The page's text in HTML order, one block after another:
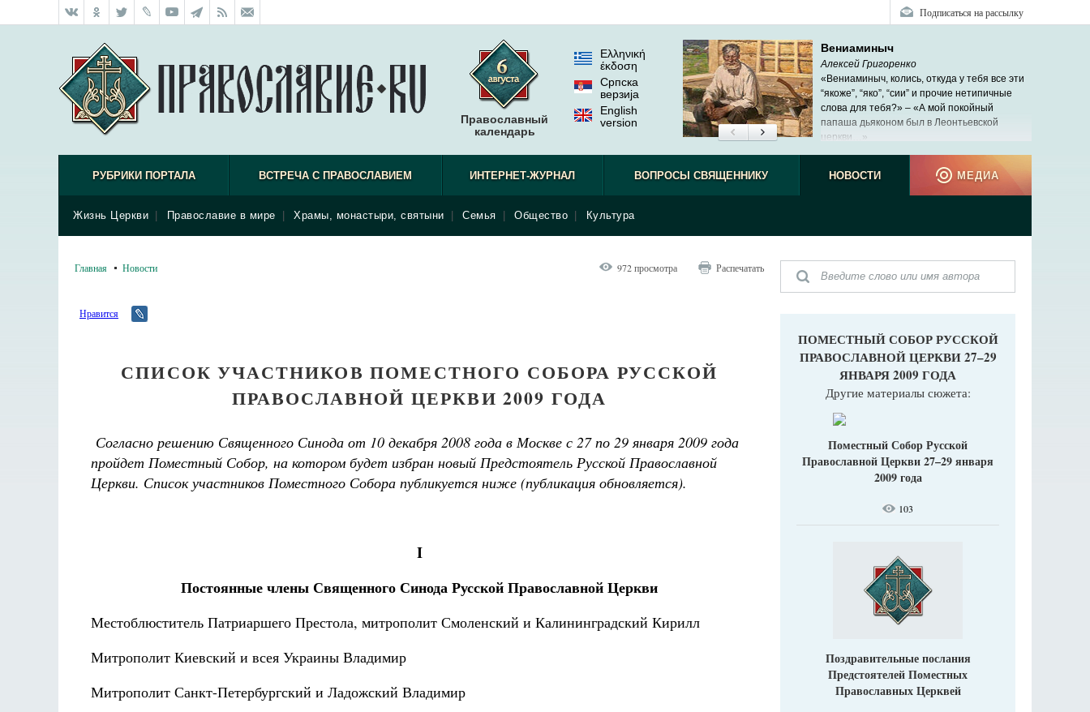
Подписаться на рассылку
Православный
календарь
Ελληνική
έκδοση
Српска
верзиjа
English
version
Вениаминыч
Алексей Григоренко
«Вениаминыч, колись, откуда у тебя все эти
“якоже”, “яко”, “сии” и прочие нетипичные
слова для тебя?» – «А мой покойный
папаша дьяконом был в Леонтьевской
церкви…»
РУБРИКИ ПОРТАЛА ВСТРЕЧА С ПРАВОСЛАВИЕМ ИНТЕРНЕТ-ЖУРНАЛ ВОПРОСЫ СВЯЩЕННИКУ НОВОСТИ
Жизнь Церкви Православие в мире Храмы, монастыри, святыни Семья Общество Культура
МЕДИА
Главная Новости 972 просмотра Распечатать
Нравится
СПИСОК УЧАСТНИКОВ ПОМЕСТНОГО СОБОРА РУССКОЙ
ПРАВОСЛАВНОЙ ЦЕРКВИ 2009 ГОДА
Согласно решению Священного Синода от 10 декабря 2008 года в Москве с 27 по 29 января 2009 года
пройдет Поместный Собор, на котором будет избран новый Предстоятель Русской Православной
Церкви. Список участников Поместного Собора публикуется ниже (публикация обновляется).
I
Постоянные члены Священного Синода Русской Православной Церкви
Местоблюститель Патриаршего Престола, митрополит Смоленский и Калининградский Кирилл
Митрополит Киевский и всея Украины Владимир
Митрополит Санкт-Петербургский и Ладожский Владимир
ПОМЕСТНЫЙ СОБОР РУССКОЙ
ПРАВОСЛАВНОЙ ЦЕРКВИ 27–29
ЯНВАРЯ 2009 ГОДА
Другие материалы сюжета:
Поместный Собор Русской
Православной Церкви 27–29 января
2009 года
103
Поздравительные послания
Предстоятелей Поместных
Православных Церквей